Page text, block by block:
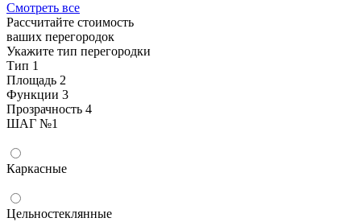
Смотреть все
Рассчитайте стоимость
ваших перегородок
Укажите тип перегородки
Тип 1
Площадь 2
Функции 3
Прозрачность 4
ШАГ №1
Каркасные
Цельностеклянные